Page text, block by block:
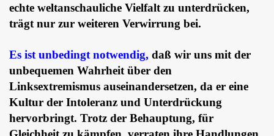
echte weltanschauliche Vielfalt zu unterdrücken,
trägt nur zur weiteren Verwirrung bei.
Es ist unbedingt notwendig, daß wir uns mit der
unbequemen Wahrheit über den
Linksextremismus auseinandersetzen, da er eine
Kultur der Intoleranz und Unterdrückung
hervorbringt. Trotz der Behauptung, für